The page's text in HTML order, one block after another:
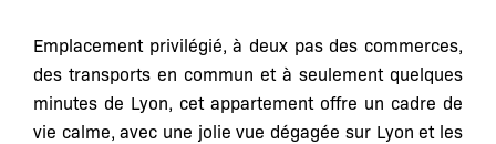
Emplacement privilégié, à deux pas des commerces,
des transports en commun et à seulement quelques
minutes de Lyon, cet appartement offre un cadre de
vie calme, avec une jolie vue dégagée sur Lyon et les